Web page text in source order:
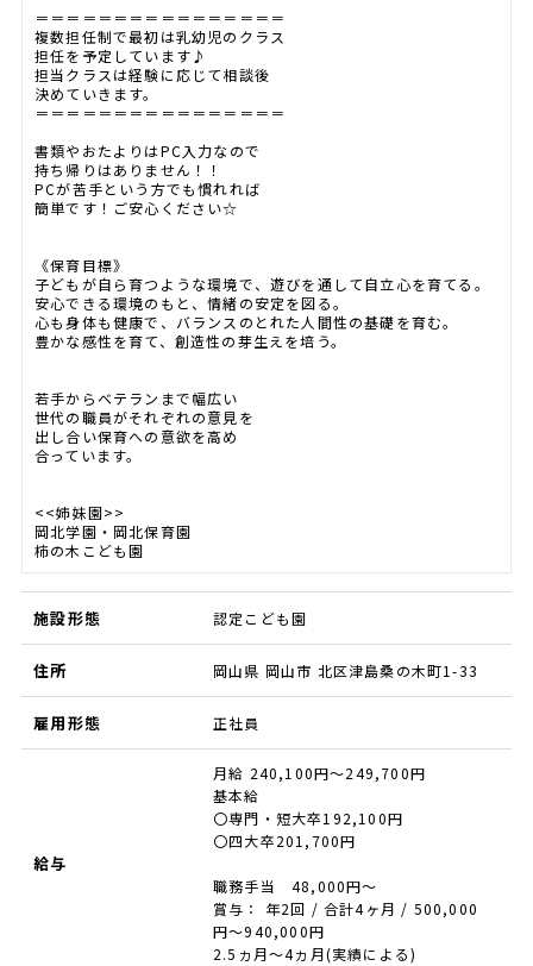
＝＝＝＝＝＝＝＝＝＝＝＝＝＝＝＝
複数担任制で最初は乳幼児のクラス
担任を予定しています♪
担当クラスは経験に応じて相談後
決めていきます。
＝＝＝＝＝＝＝＝＝＝＝＝＝＝＝＝
書類やおたよりはPC入力なので
持ち帰りはありません！！
PCが苦手という方でも慣れれば
簡単です！ご安心ください☆
《保育目標》
子どもが自ら育つような環境で、遊びを通して自立心を育てる。
安心できる環境のもと、情緒の安定を図る。
心も身体も健康で、バランスのとれた人間性の基礎を育む。
豊かな感性を育て、創造性の芽生えを培う。
若手からベテランまで幅広い
世代の職員がそれぞれの意見を
出し合い保育への意欲を高め
合っています。
<<姉妹園>>
岡北学園・岡北保育園
柿の木こども園
施設形態 認定こども園
住所 岡山県 岡山市 北区津島桑の木町1-33
雇用形態 正社員
給与
月給 240,100円～249,700円
基本給
〇専門・短大卒192,100円
〇四大卒201,700円
職務手当 48,000円～
賞与： 年2回 / 合計4ヶ月 / 500,000
円〜940,000円
2.5ヵ月～4ヵ月(実績による)